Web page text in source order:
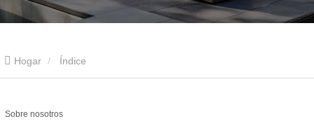
Hogar Índice
Sobre nosotros